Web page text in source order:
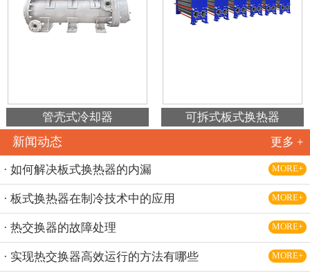
管壳式冷却器 可拆式板式换热器
新闻动态 更多 +
· 如何解决板式换热器的内漏 MORE+
· 板式换热器在制冷技术中的应用 MORE+
· 热交换器的故障处理 MORE+
· 实现热交换器高效运行的方法有哪些 MORE+